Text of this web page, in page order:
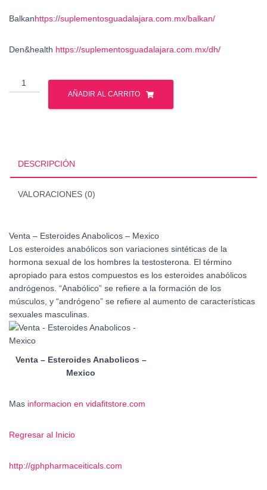
Balkanhttps://suplementosguadalajara.com.mx/balkan/
Den&health https://suplementosguadalajara.com.mx/dh/
Venta
-
Esteroides
cantidad
AÑADIR AL CARRITO
DESCRIPCIÓN
VALORACIONES (0)
Venta – Esteroides Anabolicos – Mexico
Los esteroides anabólicos son variaciones sintéticas de la
hormona sexual de los hombres la testosterona. El término
apropiado para estos compuestos es los esteroides anabólicos
andrógenos. “Anabólico” se refiere a la formación de los
músculos, y “andrógeno” se refiere al aumento de características
sexuales masculinas.
Venta – Esteroides Anabolicos –
Mexico
Mas informacion en vidafitstore.com
Regresar al Inicio
http://gphpharmaceiticals.com